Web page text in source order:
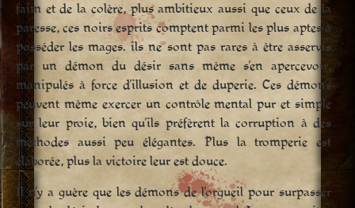
faim et de la colère, plus ambitieux aussi que ceux de la
paresse, ces noirs esprits comptent parmi les plus aptes à
posséder les mages. ils ne sont pas rares à être asservis
par un démon du désir sans même s’en apercevoir,
manipulés à force d’illusion et de duperie. Ces démons
peuvent même exercer un contrôle mental pur et simple
sur leur proie, bien qu’ils préfèrent la corruption à des
méthodes aussi peu élégantes. Plus la tromperie est
élaborée, plus la victoire leur est douce.
Il n’y a guère que les démons de l’orgueil pour surpasser